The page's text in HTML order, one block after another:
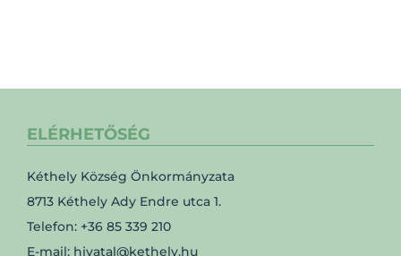
ELÉRHETŐSÉG
Kéthely Község Önkormányzata
8713 Kéthely Ady Endre utca 1.
Telefon: +36 85 339 210
E-mail: hivatal@kethely.hu